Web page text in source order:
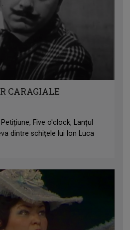
CARAGIALE
Five o'clock, Lanțul
dintre schițele lui Ion Luca